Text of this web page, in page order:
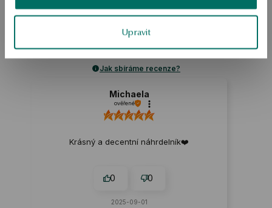
Upravit
Známka
Založeno na
Jak sbíráme recenze?
Michaela
ověřené
Krásný a decentní náhrdelník❤️
0 0
2025-09-01